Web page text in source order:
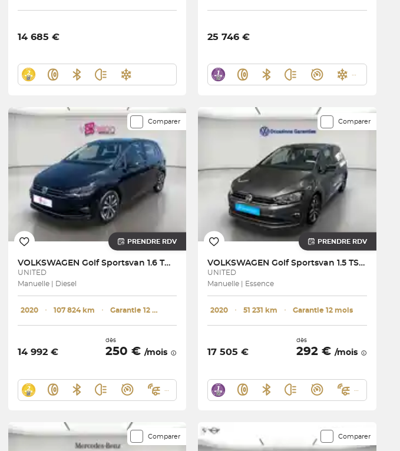
14 685 € 25 746 €
Comparer
PRENDRE RDV
VOLKSWAGEN Golf Sportsvan 1.6 TDI 115 FAP BVM5
UNITED
Manuelle | Diesel
2020 ･ 107 824 km ･ Garantie 12 mois
14 992 €
dès
250 €/mois
Comparer
PRENDRE RDV
VOLKSWAGEN Golf Sportsvan 1.5 TSI 130 EVO BVM6
UNITED
Manuelle | Essence
2020 ･ 51 231 km ･ Garantie 12 mois
17 505 €
dès
292 € /mois
Comparer Comparer